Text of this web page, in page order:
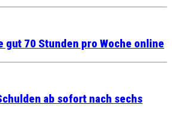
70 Stunden pro Woche online
ab sofort nach sechs